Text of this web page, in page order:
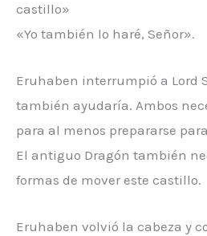
castillo»
«Yo también lo haré, Señor».
Eruhaben interrumpió a Lord
también ayudaría. Ambos
para al menos prepararse
El antiguo Dragón también
formas de mover este castillo.
Eruhaben volvió la cabeza y